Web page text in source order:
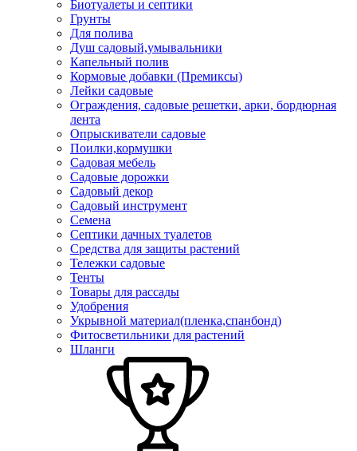
Биотуалеты и септики
Грунты
Для полива
Душ садовый,умывальники
Капельный полив
Кормовые добавки (Премиксы)
Лейки садовые
Ограждения, садовые решетки, арки, бордюрная
лента
Опрыскиватели садовые
Поилки,кормушки
Садовая мебель
Садовые дорожки
Садовый декор
Садовый инструмент
Семена
Септики дачных туалетов
Средства для защиты растений
Тележки садовые
Тенты
Товары для рассады
Удобрения
Укрывной материал(пленка,спанбонд)
Фитосветильники для растений
Шланги